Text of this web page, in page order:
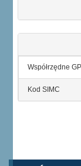
Współrzędne
Kod SIMC